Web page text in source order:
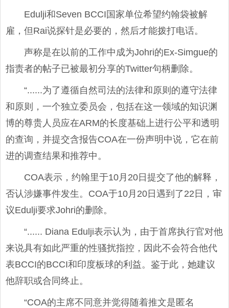
Edulji和Seven BCCI国家单位希望约翰袋被解
雇，但Rai说探针是必要的，然后才能拨打电话。
声称是在以前的工作中成为Johri的Ex-Simgue的
指责者的帖子已被最初分享的Twitter句柄删除。
“......为了遵循自然司法的法律和原则的遵守法律
和原则，一个独立委员会，包括在这一领域的知识渊
博的尊贵人员应在ARM的长度基础上进行公平和透明
的查询，并提交含报告COA在一份声明中说，它在前
进的调查结果和推荐中。
COA表示，约翰里于10月20日提交了他的解释，
否认涉嫌事件发生。COA于10月20日遇到了22日，审
议Edulji要求Johri的删除。
“...... Diana Edulji表示认为，由于首席执行官对他
来说具有如此严重的性骚扰指控，因此不会符合他代
表BCCI的BCCI和印度板球的利益。鉴于此，她建议
他辞职或合同终止。
“COA的主席不同意并觉得随着推文是匿名